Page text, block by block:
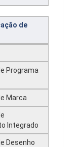
de
Programa
Marca
Integrado
Desenho